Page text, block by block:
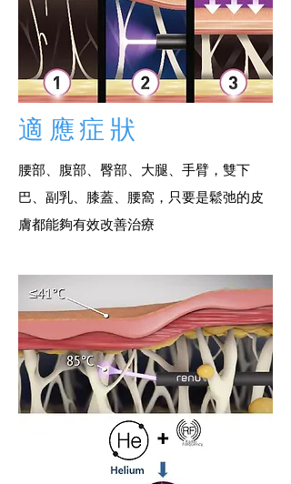
適應症狀
腰部、腹部、臀部、大腿、手臂，雙下
巴、副乳、膝蓋、腰窩，只要是鬆弛的皮
膚都能夠有效改善治療